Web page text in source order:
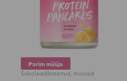
Parim müüja
Šokolaadikreemid, moosid
variants.
The
options
be
chosen
on